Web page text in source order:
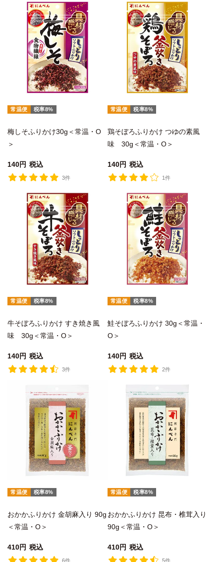
常温便 税率8%
梅しそふりかけ30g＜常温・O
＞
140 税込
3件
常温便 税率8%
鶏そぼろふりかけ つゆの素風
味 30g＜常温・O＞
140 税込
1件
常温便 税率8%
牛そぼろふりかけ すき焼き風
味 30g＜常温・O＞
140 税込
3件
常温便 税率8%
鮭そぼろふりかけ 30g＜常温・
O＞
140 税込
2件
常温便 税率8%
おかかふりかけ 金胡麻入り 90g
＜常温・O＞
410 税込
6件
常温便 税率8%
おかかふりかけ 昆布・椎茸入り
90g＜常温・O＞
410 税込
5件